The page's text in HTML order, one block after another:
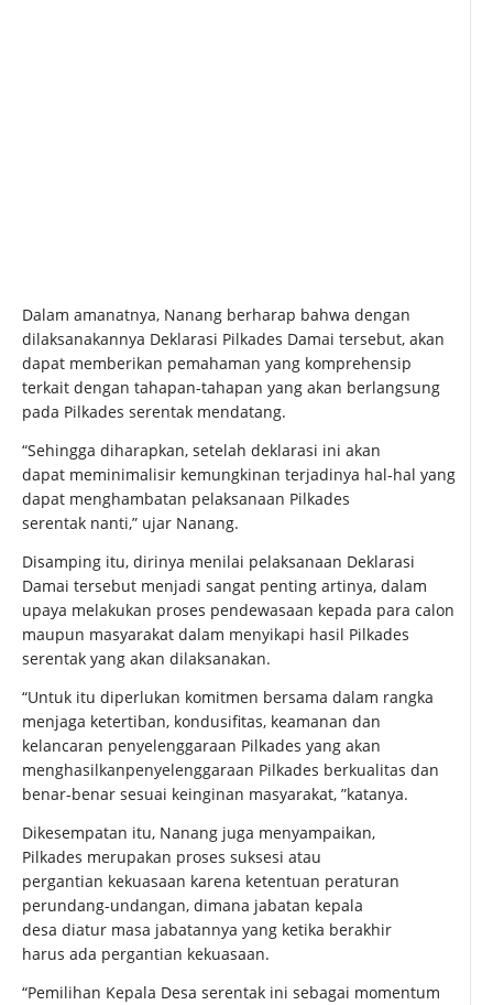
Dalam amanatnya, Nanang berharap bahwa dengan
dilaksanakannya Deklarasi Pilkades Damai tersebut, akan
dapat memberikan pemahaman yang komprehensip
terkait dengan tahapan-tahapan yang akan berlangsung
pada Pilkades serentak mendatang.
“Sehingga diharapkan, setelah deklarasi ini akan
dapat meminimalisir kemungkinan terjadinya hal-hal yang
dapat menghambatan pelaksanaan Pilkades
serentak nanti,” ujar Nanang.
Disamping itu, dirinya menilai pelaksanaan Deklarasi
Damai tersebut menjadi sangat penting artinya, dalam
upaya melakukan proses pendewasaan kepada para calon
maupun masyarakat dalam menyikapi hasil Pilkades
serentak yang akan dilaksanakan.
“Untuk itu diperlukan komitmen bersama dalam rangka
menjaga ketertiban, kondusifitas, keamanan dan
kelancaran penyelenggaraan Pilkades yang akan
menghasilkanpenyelenggaraan Pilkades berkualitas dan
benar-benar sesuai keinginan masyarakat, ”katanya.
Dikesempatan itu, Nanang juga menyampaikan,
Pilkades merupakan proses suksesi atau
pergantian kekuasaan karena ketentuan peraturan
perundang-undangan, dimana jabatan kepala
desa diatur masa jabatannya yang ketika berakhir
harus ada pergantian kekuasaan.
“Pemilihan Kepala Desa serentak ini sebagai momentum